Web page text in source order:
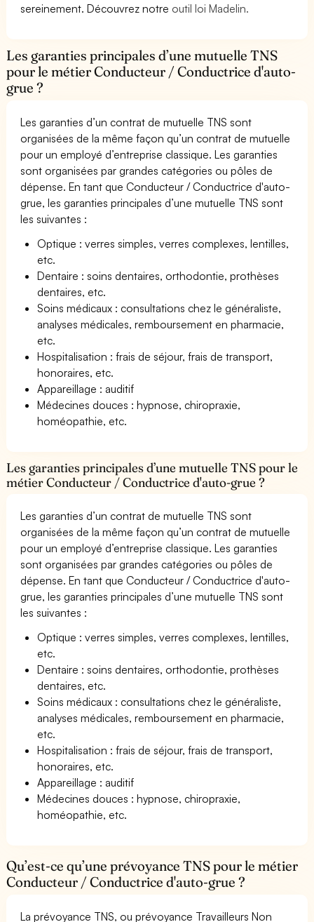
sereinement. Découvrez notre outil loi Madelin.
Les garanties principales d’une mutuelle TNS
pour le métier Conducteur / Conductrice d'auto-
grue ?
Les garanties d’un contrat de mutuelle TNS sont
organisées de la même façon qu’un contrat de mutuelle
pour un employé d’entreprise classique. Les garanties
sont organisées par grandes catégories ou pôles de
dépense. En tant que Conducteur / Conductrice d'auto-
grue, les garanties principales d’une mutuelle TNS sont
les suivantes :
Optique : verres simples, verres complexes, lentilles,
etc.
Dentaire : soins dentaires, orthodontie, prothèses
dentaires, etc.
Soins médicaux : consultations chez le généraliste,
analyses médicales, remboursement en pharmacie,
etc.
Hospitalisation : frais de séjour, frais de transport,
honoraires, etc.
Appareillage : auditif
Médecines douces : hypnose, chiropraxie,
homéopathie, etc.
Les garanties principales d’une mutuelle TNS pour le
métier Conducteur / Conductrice d'auto-grue ?
Les garanties d’un contrat de mutuelle TNS sont
organisées de la même façon qu’un contrat de mutuelle
pour un employé d’entreprise classique. Les garanties
sont organisées par grandes catégories ou pôles de
dépense. En tant que Conducteur / Conductrice d'auto-
grue, les garanties principales d’une mutuelle TNS sont
les suivantes :
Optique : verres simples, verres complexes, lentilles,
etc.
Dentaire : soins dentaires, orthodontie, prothèses
dentaires, etc.
Soins médicaux : consultations chez le généraliste,
analyses médicales, remboursement en pharmacie,
etc.
Hospitalisation : frais de séjour, frais de transport,
honoraires, etc.
Appareillage : auditif
Médecines douces : hypnose, chiropraxie,
homéopathie, etc.
Qu’est-ce qu’une prévoyance TNS pour le métier
Conducteur / Conductrice d'auto-grue ?
La prévoyance TNS, ou prévoyance Travailleurs Non